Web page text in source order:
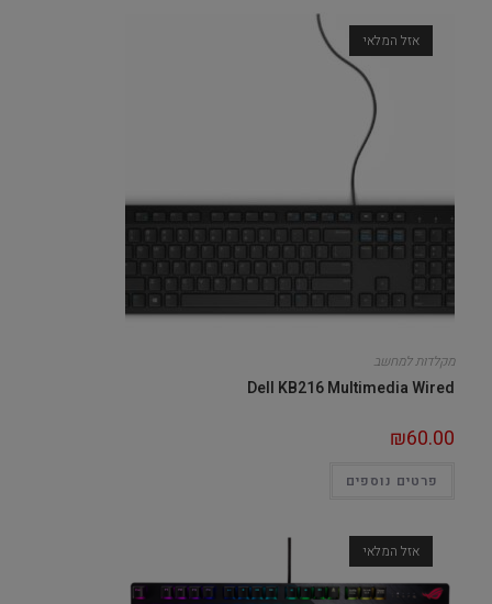
אזל המלאי
מקלדות למחשב
Dell KB216 Multimedia Wired
₪60.00
פרטים נוספים
אזל המלאי